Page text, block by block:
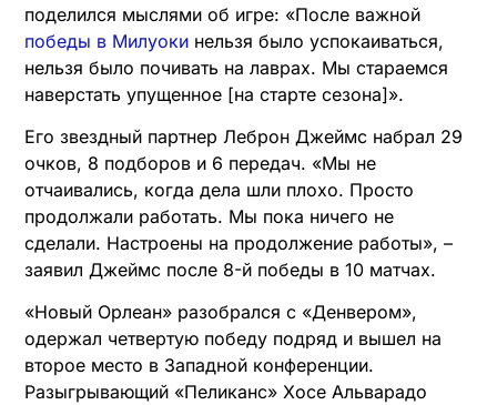
поделился мыслями об игре: «После важной
победы в Милуоки нельзя было успокаиваться,
нельзя было почивать на лаврах. Мы стараемся
наверстать упущенное [на старте сезона]».
Его звездный партнер Леброн Джеймс набрал 29
очков, 8 подборов и 6 передач. «Мы не
отчаивались, когда дела шли плохо. Просто
продолжали работать. Мы пока ничего не
сделали. Настроены на продолжение работы», –
заявил Джеймс после 8-й победы в 10 матчах.
«Новый Орлеан» разобрался с «Денвером»,
одержал четвертую победу подряд и вышел на
второе место в Западной конференции.
Разыгрывающий «Пеликанс» Хосе Альварадо